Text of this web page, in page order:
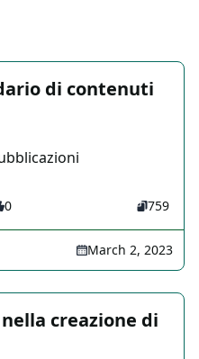
di contenuti
0 759
March 2, 2023
creazione di